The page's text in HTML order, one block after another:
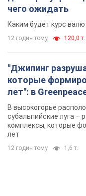
чего ожидать
Каким будет курс
12 годин тому 120,0 т.
"Джипинг
которые
лет": в
В высокогорье
субальпийские луга –
комплексы, которые
лет
12 годин тому 1,6 т.